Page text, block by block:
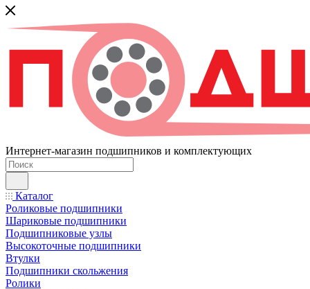
Интернет-магазин подшипников и комплектующих
Каталог
Роликовые подшипники
Шариковые подшипники
Подшипниковые узлы
Высокоточные подшипники
Втулки
Подшипники скольжения
Ролики